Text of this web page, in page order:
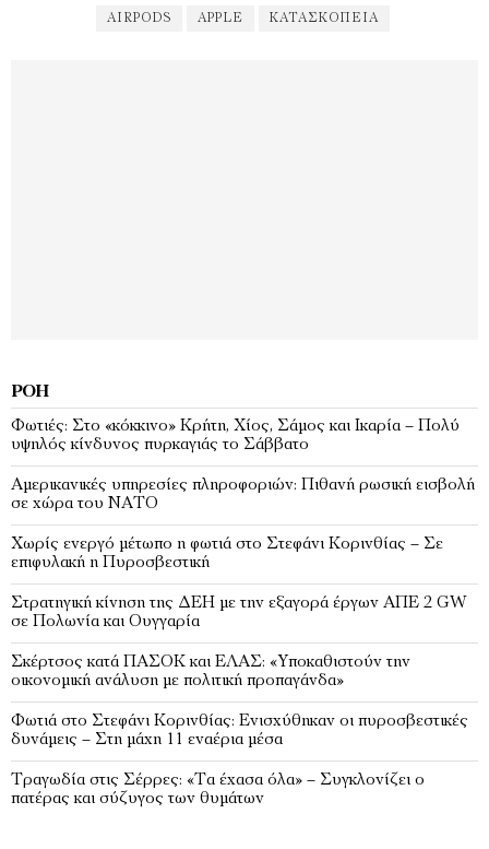
AIRPODS APPLE ΚΑΤΑΣΚΟΠΕΊΑ
ΡΟΉ
Φωτιές: Στο «κόκκινο» Κρήτη, Χίος, Σάμος και Ικαρία – Πολύ
υψηλός κίνδυνος πυρκαγιάς το Σάββατο
Αμερικανικές υπηρεσίες πληροφοριών: Πιθανή ρωσική εισβολή
σε χώρα του ΝΑΤΟ
Χωρίς ενεργό μέτωπο η φωτιά στο Στεφάνι Κορινθίας – Σε
επιφυλακή η Πυροσβεστική
Στρατηγική κίνηση της ΔΕΗ με την εξαγορά έργων ΑΠΕ 2 GW
σε Πολωνία και Ουγγαρία
Σκέρτσος κατά ΠΑΣΟΚ και ΕΛΑΣ: «Υποκαθιστούν την
οικονομική ανάλυση με πολιτική προπαγάνδα»
Φωτιά στο Στεφάνι Κορινθίας: Ενισχύθηκαν οι πυροσβεστικές
δυνάμεις – Στη μάχη 11 εναέρια μέσα
Τραγωδία στις Σέρρες: «Τα έχασα όλα» – Συγκλονίζει ο
πατέρας και σύζυγος των θυμάτων